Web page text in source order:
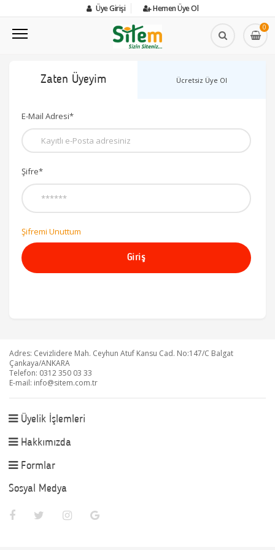
Üye Girişi Hemen Üye Ol
0
Zaten Üyeyim Ücretsiz Üye Ol
E-Mail Adresi*
Şifre*
Şifremi Unuttum
Giriş
Adres: Cevizlidere Mah. Ceyhun Atuf Kansu Cad. No:147/C Balgat
Çankaya/ANKARA
Telefon: 0312 350 03 33
E-mail: info@sitem.com.tr
Üyelik İşlemleri
Hakkımızda
Formlar
Sosyal Medya